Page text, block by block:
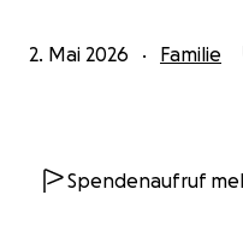
geben.
2. Mai 2026 Familie
Spendenaufruf